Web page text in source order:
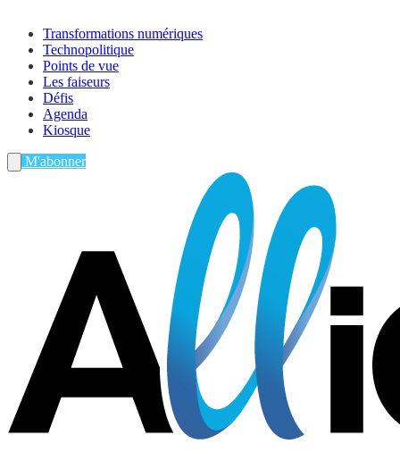
Transformations numériques
Technopolitique
Points de vue
Les faiseurs
Défis
Agenda
Kiosque
M'abonner